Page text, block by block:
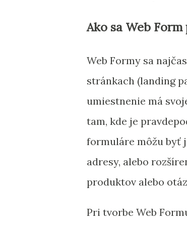
Ako sa Web
Web Formy sa
stránkach (landing
umiestnenie má
tam, kde je
formuláre môžu byť
adresy, alebo
produktov alebo
Pri tvorbe Web